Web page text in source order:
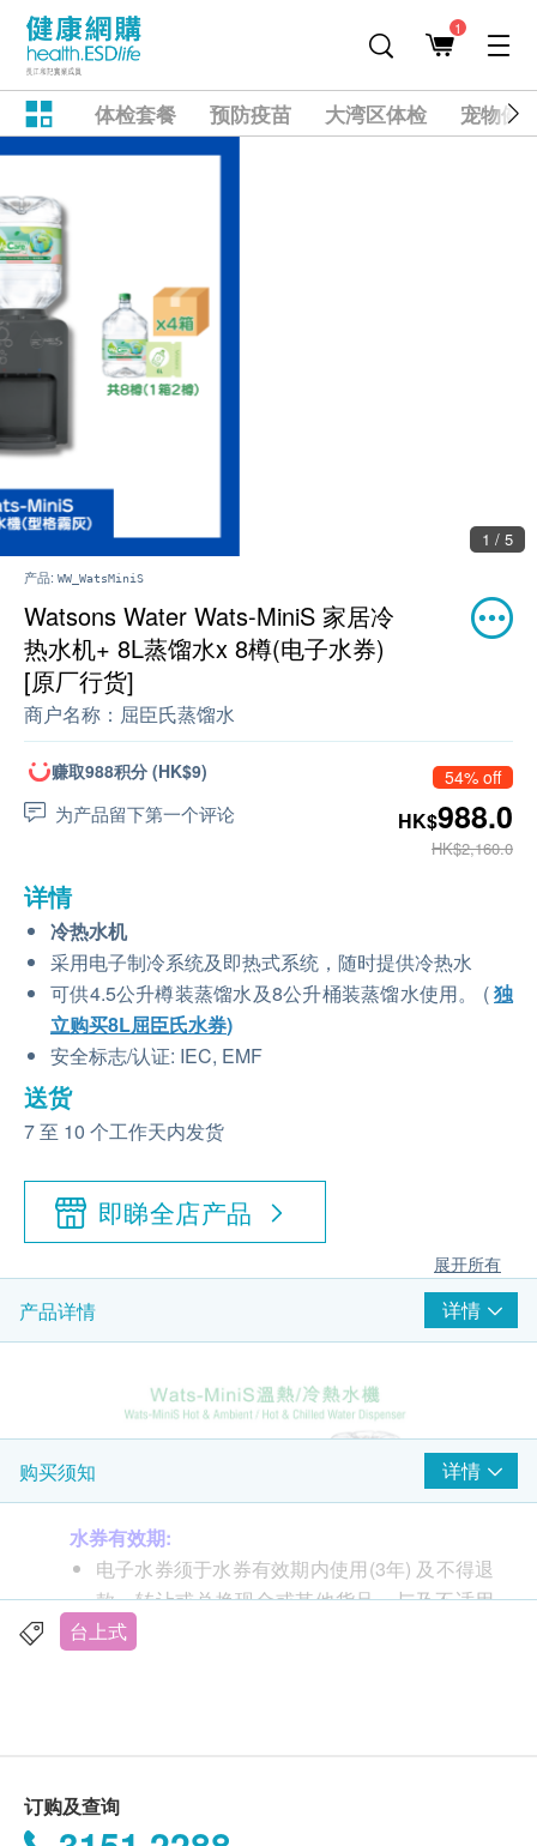
1
体检套餐 预防疫苗 大湾区体检 宠物健
2 / 5
产品: WW_WatsMiniS
Watsons Water Wats-MiniS 家居冷
热水机+ 8L蒸馏水x 8樽(电子水券)
[原厂行货]
商户名称： 屈臣氏蒸馏水
赚取988积分 (HK$9)
为产品留下第一个评论
54% off
HK$988.0
HK$2,160.0
详情
冷热水机
采用电子制冷系统及即热式系统，随时提供冷热水
可供4.5公升樽装蒸馏水及8公升桶装蒸馏水使用。 (独
立购买8L屈臣氏水券)
安全标志/认证: IEC, EMF
送货
7 至 10 个工作天内发货
即睇全店产品
展开所有
产品详情 详情
购买须知 详情
水券有效期:
电子水券须于水券有效期内使用(3年) 及不得退
款、转让或兑换现金或其他货品，与及不适用
于任何临时更改的送货地址。
及新界的一般地区。
台上式
订购及查询